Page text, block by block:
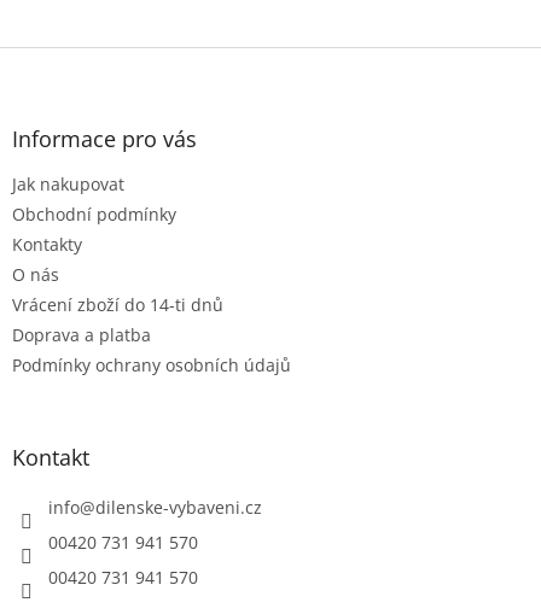
Z
Informace pro vás
Jak nakupovat
Obchodní podmínky
Kontakty
O nás
Vrácení zboží do 14-ti dnů
Doprava a platba
Podmínky ochrany osobních údajů
Kontakt
info@dilenske-vybaveni.cz
00420 731 941 570
00420 731 941 570